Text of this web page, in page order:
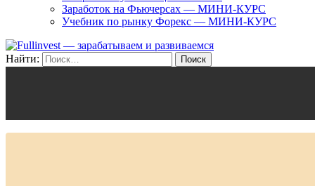
Заработок на Фьючерсах — МИНИ-КУРС
Учебник по рынку Форекс — МИНИ-КУРС
Найти: